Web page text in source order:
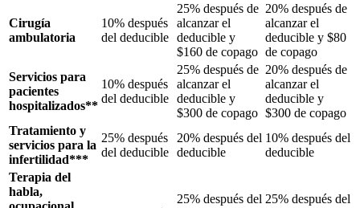
Cirugía
ambulatoria
10% después
del deducible
25% después de
alcanzar el
deducible y
$160 de copago
20% después de
alcanzar el
deducible y $80
de copago
Servicios para
pacientes
hospitalizados**
10% después
del deducible
25% después de
alcanzar el
deducible y
$300 de copago
20% después de
alcanzar el
deducible y
$300 de copago
Tratamiento y
servicios para la
infertilidad***
25% después
del deducible
20% después del
deducible
10% después del
deducible
Terapia del
habla,
25% después del 25% después del